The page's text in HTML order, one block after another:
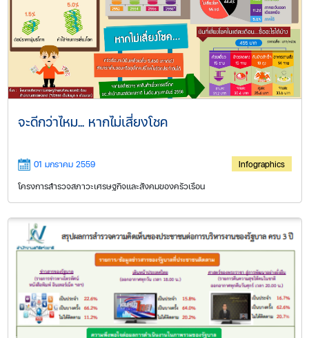
จะดีกว่าไหม... หากไม่เสี่ยงโชค
01 มกราคม 2559
Infographics
โครงการสำรวจสภาวะเศรษฐกิจและสังคมของครัวเรือน